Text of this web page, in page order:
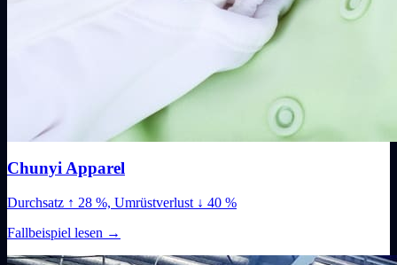
Chunyi Apparel
Durchsatz ↑ 28 %, Umrüstverlust ↓ 40 %
Fallbeispiel lesen →